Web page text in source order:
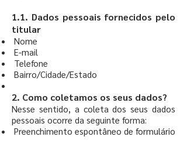
1.1. Dados pessoais fornecidos pelo
titular
Nome
E-mail
Telefone
Bairro/Cidade/Estado
2. Como coletamos os seus dados?
Nesse sentido, a coleta dos seus dados
pessoais ocorre da seguinte forma:
Preenchimento espontâneo de formulário